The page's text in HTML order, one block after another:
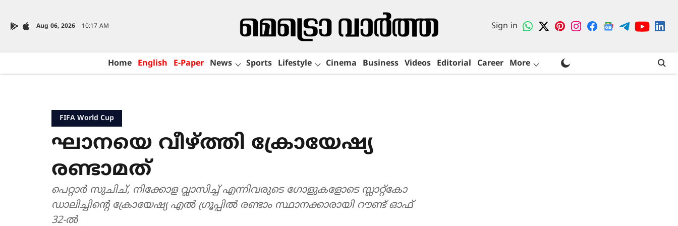
Aug 06, 2026 10:17 AM Sign in
Home English E-Paper News Sports Lifestyle Cinema Business Videos Editorial Career More
FIFA World Cup
ഘാനയെ വീഴ്ത്തി ക്രോയേഷ്യ
രണ്ടാമത്
പെറ്റാർ സുചിച്, നിക്കോള വ്ലാസിച്ച് എന്നിവരുടെ ഗോളുകളോടെ സ്ലാറ്റ്കോ
ഡാലിച്ചിന്റെ ക്രോയേഷ്യ എൽ ഗ്രൂപ്പിൽ രണ്ടാം സ്ഥാനക്കാരായി റൗണ്ട് ഓഫ്
32-ൽ